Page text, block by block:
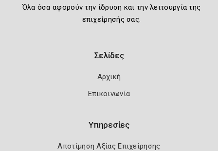
Όλα όσα αφορούν την ίδρυση και την λειτουργία της
επιχείρησής σας.
Σελίδες
Αρχική
Επικοινωνία
Υπηρεσίες
Αποτίμηση Αξίας Επιχείρησης